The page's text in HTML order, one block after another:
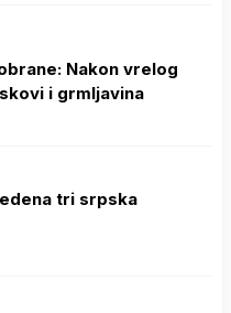
Nakon vrelog
i grmljavina
tri srpska